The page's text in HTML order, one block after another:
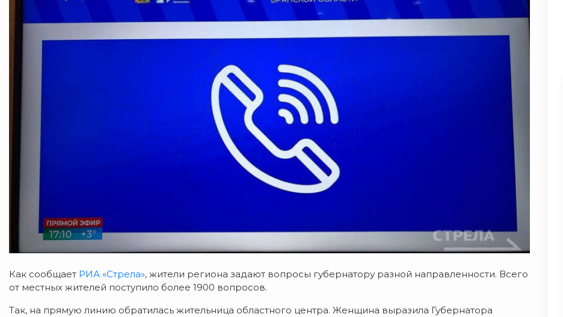
Как сообщает РИА «Стрела», жители региона задают вопросы губернатору разной направленности. Всего
от местных жителей поступило более 1900 вопросов.
Так, на прямую линию обратилась жительница областного центра. Женщина выразила Губернатора